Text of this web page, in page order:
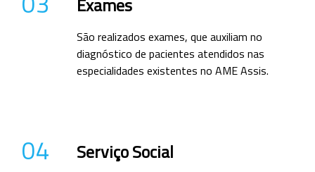
São realizados exames, que auxiliam no
diagnóstico de pacientes atendidos nas
especialidades existentes no AME Assis.
04 Serviço Social